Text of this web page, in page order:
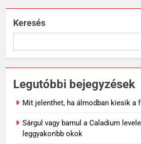
Keresés
Legutóbbi bejegyzések
Mit jelenthet, ha álmodban kiesik a
Sárgul vagy barnul a Caladium
leggyakoribb okok
Rododendron
válassz helyet
virágzáshoz
OTTHON
Visszatérő